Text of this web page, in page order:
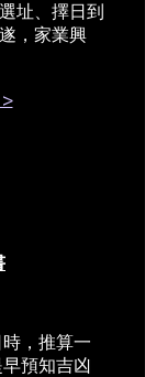
址、擇日到
，家業興
，推算一
預知吉凶